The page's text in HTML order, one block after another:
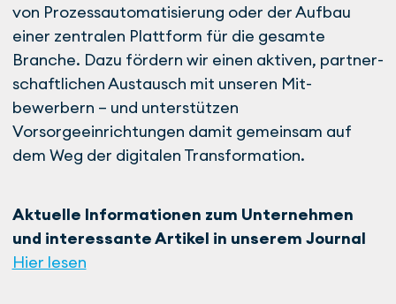
von Prozess­automatisierung oder der Aufbau
einer zentralen Plattform für die ge­sam­te
Branche. Dazu fördern wir einen aktiven, partner­
schaftlichen Austausch mit unseren Mit­
bewerbern – und unterstützen
Vorsorgeeinrichtungen damit ge­meinsam auf
dem Weg der digitalen Transformation.
Aktuelle Informationen zum Unternehmen
und interessante Artikel in unserem Journal
Hier lesen